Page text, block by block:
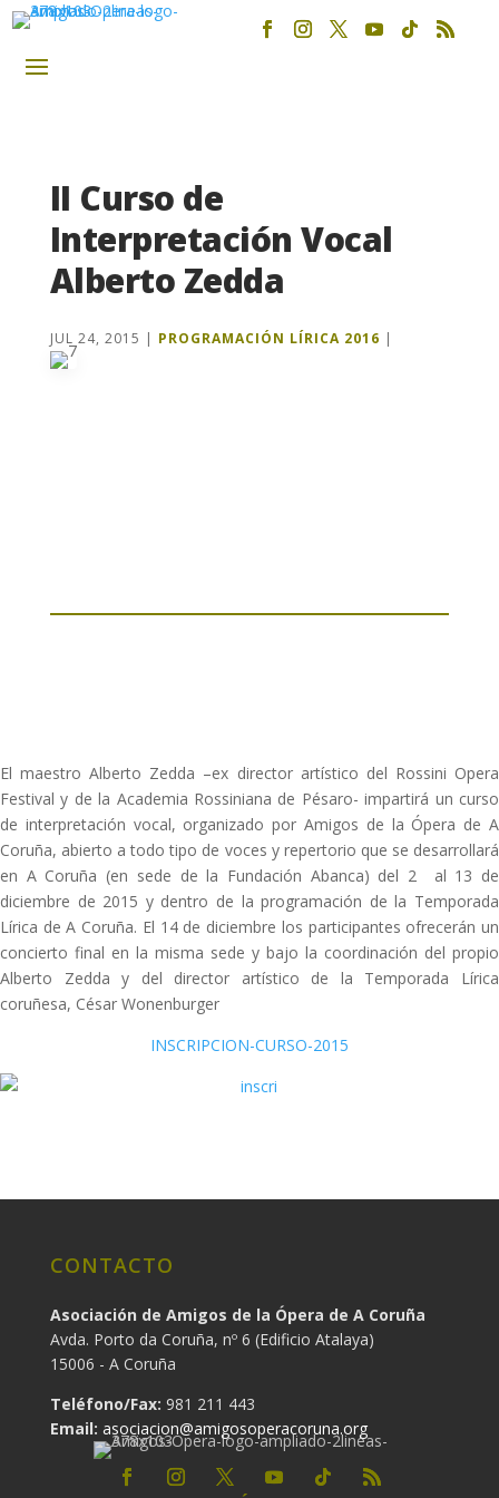
II Curso de
Interpretación Vocal
Alberto Zedda
JUL 24, 2015 | PROGRAMACIÓN LÍRICA 2016 |
El maestro Alberto Zedda –ex director artístico del Rossini Opera
Festival y de la Academia Rossiniana de Pésaro- impartirá un curso
de interpretación vocal, organizado por Amigos de la Ópera de A
Coruña, abierto a todo tipo de voces y repertorio que se desarrollará
en A Coruña (en sede de la Fundación Abanca) del 2 al 13 de
diciembre de 2015 y dentro de la programación de la Temporada
Lírica de A Coruña. El 14 de diciembre los participantes ofrecerán un
concierto final en la misma sede y bajo la coordinación del propio
Alberto Zedda y del director artístico de la Temporada Lírica
coruñesa, César Wonenburger
INSCRIPCION-CURSO-2015
CONTACTO
Asociación de Amigos de la Ópera de A Coruña
Avda. Porto da Coruña, nº 6 (Edificio Atalaya)
15006 - A Coruña
Teléfono/Fax: 981 211 443
Email: asociacion@amigosoperacoruna.org